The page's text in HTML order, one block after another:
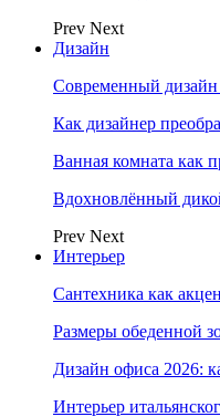
Prev Next
Дизайн
Современный
Как дизайнер
Ванная комната как
Вдохновлённый
Prev Next
Интерьер
Сантехника как
Размеры обеденной
Дизайн офиса 2026:
Интерьер